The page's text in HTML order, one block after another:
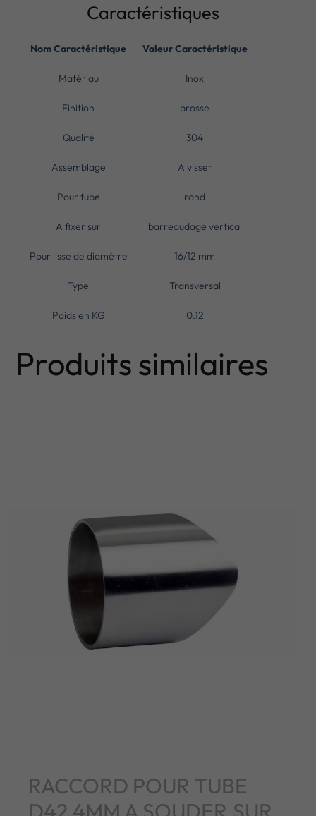
Caractéristiques
Nom Caractéristique Valeur Caractéristique
Matériau Inox
Finition brosse
Qualité 304
Assemblage A visser
Pour tube rond
A fixer sur barreaudage vertical
Pour lisse de diamètre 16/12 mm
Type Transversal
Poids en KG 0.12
Produits similaires
RACCORD POUR TUBE